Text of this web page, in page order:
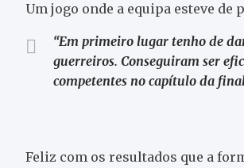
Um jogo onde a equipa esteve
“Em primeiro lugar tenho de
guerreiros. Conseguiram ser
competentes no capítulo da
Feliz com os resultados que a